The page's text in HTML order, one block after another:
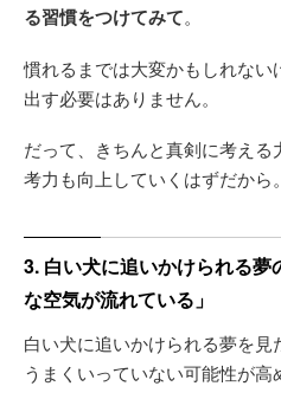
る習慣をつけてみて。
慣れるまでは大変かもしれない
出す必要はありません。
だって、きちんと真剣に考え
考力も向上していくはずだから。
3. 白い犬に追いかけられる
な空気が流れている」
白い犬に追いかけられる夢を
うまくいっていない可能性が高